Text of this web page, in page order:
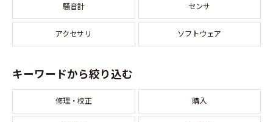
騒音計 センサ
アクセサリ ソフトウェア
キーワードから絞り込む
修理・校正 購入